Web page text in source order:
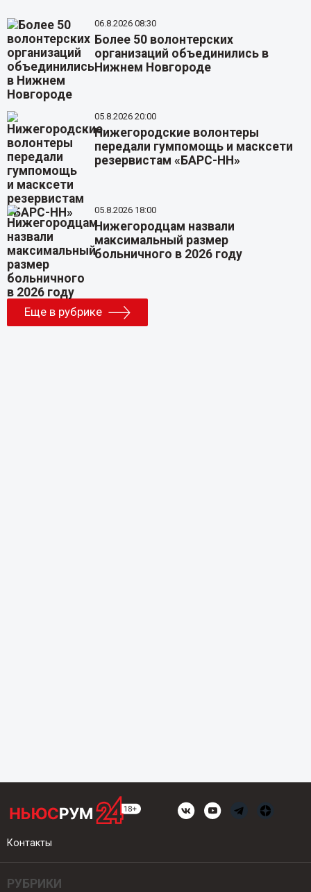
06.8.2026 08:30
Более 50 волонтерских
организаций объединились в
Нижнем Новгороде
05.8.2026 20:00
Нижегородские волонтеры
передали гумпомощь и масксети
резервистам «БАРС-НН»
05.8.2026 18:00
Нижегородцам назвали
максимальный размер
больничного в 2026 году
Еще в рубрике
Контакты
РУБРИКИ